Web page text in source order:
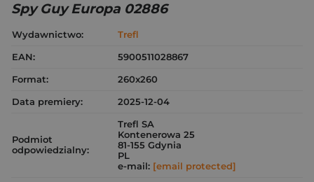
Spy Guy Europa 02886
Wydawnictwo:
Trefl
EAN:
5900511028867
Format:
260x260
Data premiery:
2025-12-04
Podmiot
odpowiedzialny:
Trefl SA
Kontenerowa 25
81-155 Gdynia
PL
e-mail: [email protected]